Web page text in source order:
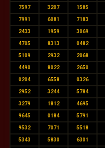
7597 3207 1585
7991 6081 7183
2433 1959 3069
4705 8313 0482
5109 2932 2068
4490 8022 2650
0204 6558 0326
2952 3244 5784
3279 1812 4695
9645 0184 5791
9532 7071 5518
5343 5830 6301